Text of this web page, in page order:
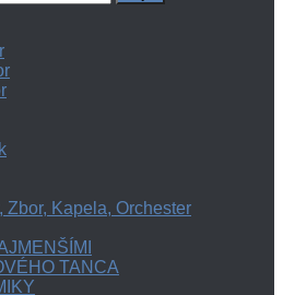
Zbor, Kapela, Orchester
TANCA